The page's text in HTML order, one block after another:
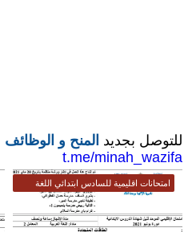
للتوصل بجديد المنح و الوظائف
t.me/minah_wazifa
امتحانات اقليمية للسادس ابتدائي اللغة